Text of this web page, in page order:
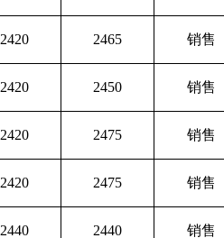
2420 2465 销售
2420 2450 销售
2420 2475 销售
2420 2475 销售
2440 2440 销售